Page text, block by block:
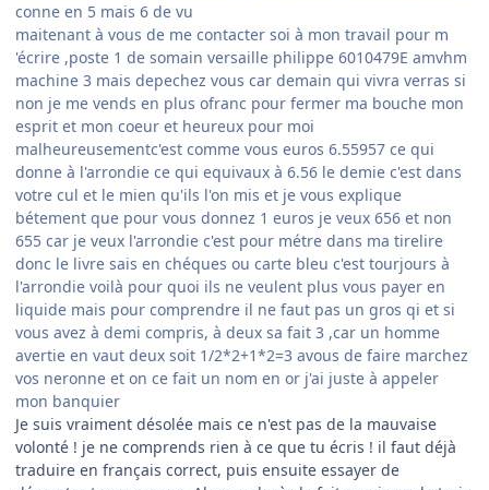
conne en 5 mais 6 de vu
maitenant à vous de me contacter soi à mon travail pour m
'écrire ,poste 1 de somain versaille philippe 6010479E amvhm
machine 3 mais depechez vous car demain qui vivra verras si
non je me vends en plus ofranc pour fermer ma bouche mon
esprit et mon coeur et heureux pour moi
malheureusementc'est comme vous euros 6.55957 ce qui
donne à l'arrondie ce qui equivaux à 6.56 le demie c'est dans
votre cul et le mien qu'ils l'on mis et je vous explique
bétement que pour vous donnez 1 euros je veux 656 et non
655 car je veux l'arrondie c'est pour métre dans ma tirelire
donc le livre sais en chéques ou carte bleu c'est tourjours à
l'arrondie voilà pour quoi ils ne veulent plus vous payer en
liquide mais pour comprendre il ne faut pas un gros qi et si
vous avez à demi compris, à deux sa fait 3 ,car un homme
avertie en vaut deux soit 1/2*2+1*2=3 avous de faire marchez
vos neronne et on ce fait un nom en or j'ai juste à appeler
mon banquier
Je suis vraiment désolée mais ce n'est pas de la mauvaise
volonté ! je ne comprends rien à ce que tu écris ! il faut déjà
traduire en français correct, puis ensuite essayer de